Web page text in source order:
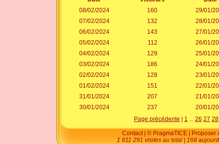
08/02/2024
160
29/01/
07/02/2024
132
28/01/
06/02/2024
143
27/01/
05/02/2024
112
26/01/
04/02/2024
129
25/01/
03/02/2024
186
24/01/
02/02/2024
128
23/01/
01/02/2024
151
22/01/
31/01/2024
207
21/01/
30/01/2024
237
20/01/
Page précédente
1 ... 26 27 28
Contact| © PragmaTICE
Proposer
1 911 291 visites au total | 168